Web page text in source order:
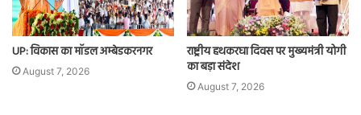
UP: विकास का मॉडल अम्बेडकरनगर
August 7, 2026
राष्ट्रीय हथकरघा दिवस पर मुख्यमंत्री योगी
का बड़ा संदेश
August 7, 2026